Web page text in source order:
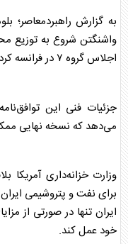
به گزارش راهبردمعاصر؛
واشنگتن شروع به توزیع
اجلاس گروه ۷ در فرانسه کرده است.
جزئیات فنی این
می‌دهد که نسخه نهایی
وزارت خزانه‌داری آمریکا
برای نفت و پتروشیمی
ایران تنها در صورتی از
خود عمل کند.